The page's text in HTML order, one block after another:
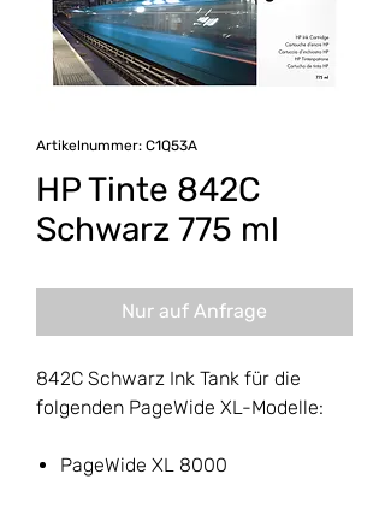
Artikelnummer: C1Q53A
HP Tinte 842C
Schwarz 775 ml
Nur auf Anfrage
842C Schwarz Ink Tank für die
folgenden PageWide XL-Modelle:
PageWide XL 8000